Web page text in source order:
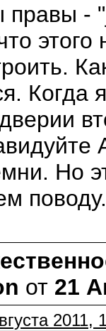
-
Когда
Но
от 21
2011,